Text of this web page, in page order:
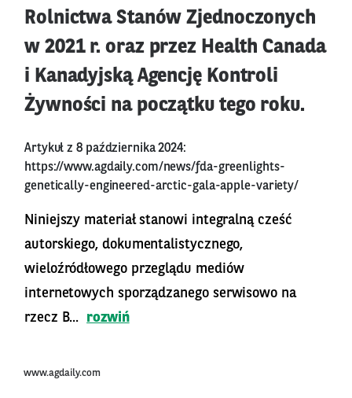
Rolnictwa Stanów Zjednoczonych
w 2021 r. oraz przez Health Canada
i Kanadyjską Agencję Kontroli
Żywności na początku tego roku.
Artykuł z 8 października 2024:
https://www.agdaily.com/news/fda-greenlights-
genetically-engineered-arctic-gala-apple-variety/
Niniejszy materiał stanowi integralną cześć
autorskiego, dokumentalistycznego,
wieloźródłowego przeglądu mediów
internetowych sporządzanego serwisowo na
rzecz B...
rozwiń
www.agdaily.com